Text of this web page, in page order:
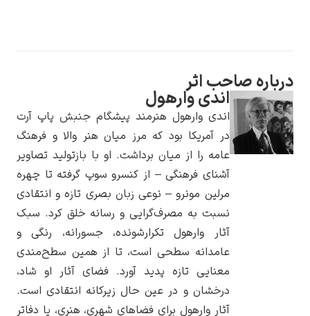
پل سزان
یوهانس فرمیر
پرفروش‌ترین
تابلوها
درباره صاحب اثر
اندی وارهول
اندی وارهول هنرمند پیشگام جنبش پاپ آرت
در آمریکا بود که مرز میان هنر والا و فرهنگ
عامه را از میان برداشت. او با بازتولید تصاویر
آشنای فرهنگی – از کنسرو سوپ گرفته تا چهره
مرلین مونرو – نوعی زبان بصری تازه و انتقادی
نسبت به مصرف‌گرایی و رسانه خلق کرد. سبک
آثار وارهول تکرارشونده، جسورانه، رنگی و
عامدانه سطحی است، تا از همین سطح‌مندی
معنایی تازه پدید آورد. فضای آثار او شاد،
درخشان و در عین حال زیرکانه انتقادی است.
آثار وارهول برای فضاهای شهری، هنری، یا دفاتر